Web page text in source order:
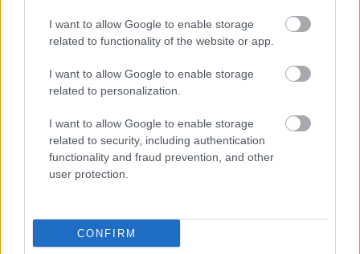
I want to allow Google to enable storage
related to functionality of the website or app.
I want to allow Google to enable storage
related to personalization.
I want to allow Google to enable storage
related to security, including authentication
functionality and fraud prevention, and other
user protection.
CONFIRM
λιπαντικό υψηλής απόδοσης